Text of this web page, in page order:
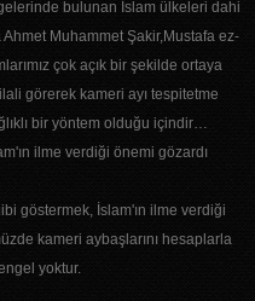
bulunan İslam ülkeleri dahi
Ahmet Muhammet Şakir,Mustafa ez-
çok açık bir şekilde ortaya
görerek kameri ayı tespitetme
bir yöntem olduğu içindir…
ilme verdiği önemi gözardı
göstermek, İslam'ın ilme verdiği
kameri aybaşlarını hesaplarla
yoktur.